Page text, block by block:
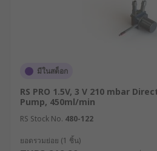
มีในสต็อก
RS PRO 1.5V, 3 V 210 mbar
Pump, 450ml/min
RS Stock No. 480-122
ยอดรวมย่อย (1 ชิ้น)